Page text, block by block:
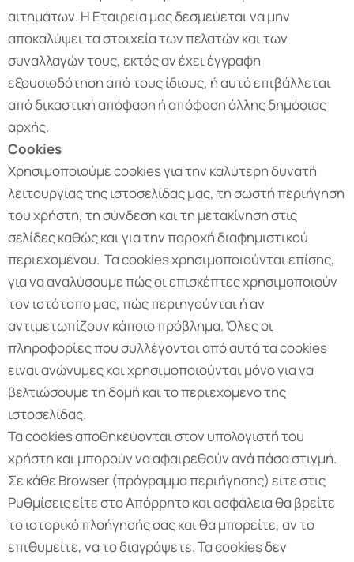
αιτημάτων. Η Εταιρεία μας δεσμεύεται να μην
αποκαλύψει τα στοιχεία των πελατών και των
συναλλαγών τους, εκτός αν έχει έγγραφη
εξουσιοδότηση από τους ίδιους, ή αυτό επιβάλλεται
από δικαστική απόφαση ή απόφαση άλλης δημόσιας
αρχής.
Cookies
Χρησιμοποιούμε cookies για την καλύτερη δυνατή
λειτουργίας της ιστοσελίδας μας, τη σωστή περιήγηση
του χρήστη, τη σύνδεση και τη μετακίνηση στις
σελίδες καθώς και για την παροχή διαφημιστικού
περιεχομένου. Τα cookies χρησιμοποιούνται επίσης,
για να αναλύσουμε πώς οι επισκέπτες χρησιμοποιούν
τον ιστότοπο μας, πώς περιηγούνται ή αν
αντιμετωπίζουν κάποιο πρόβλημα. Όλες οι
πληροφορίες που συλλέγονται από αυτά τα cookies
είναι ανώνυμες και χρησιμοποιούνται μόνο για να
βελτιώσουμε τη δομή και το περιεχόμενο της
ιστοσελίδας.
Τα cookies αποθηκεύονται στον υπολογιστή του
χρήστη και μπορούν να αφαιρεθούν ανά πάσα στιγμή.
Σε κάθε Browser (πρόγραμμα περιήγησης) είτε στις
Ρυθμίσεις είτε στο Απόρρητο και ασφάλεια θα βρείτε
το ιστορικό πλοήγησής σας και θα μπορείτε, αν το
επιθυμείτε, να το διαγράψετε. Τα cookies δεν